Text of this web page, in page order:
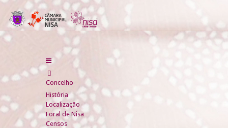
Concelho
História
Localização
Foral de Nisa
Censos